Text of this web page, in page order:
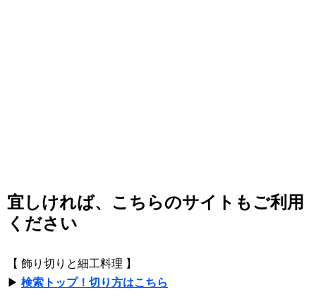
宜しければ、こちらのサイトもご利用
ください
【 飾り切りと細工料理 】
▶ 検索トップ！切り方はこちら